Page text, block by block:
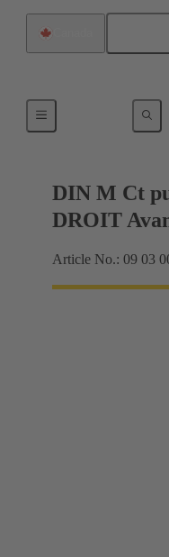
DIN M Ct
DROIT
Article No.: 09 03